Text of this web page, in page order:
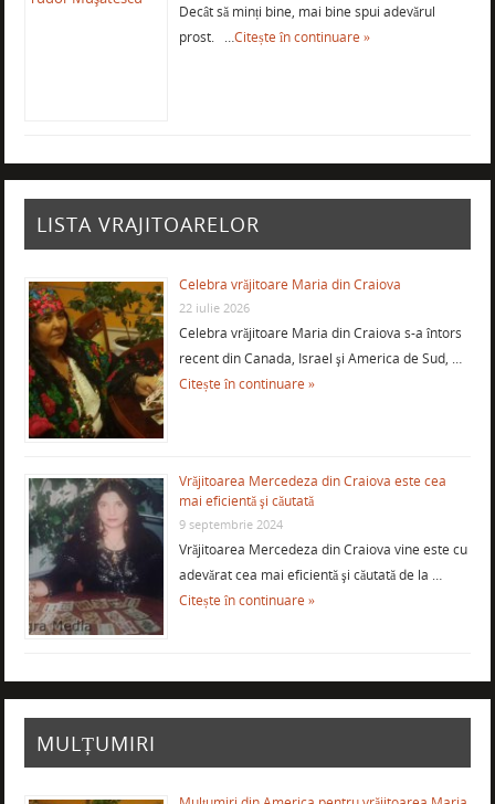
Decât să minți bine, mai bine spui adevărul
prost. …Citește în continuare »
LISTA VRAJITOARELOR
Celebra vrăjitoare Maria din Craiova
22 iulie 2026
Celebra vrăjitoare Maria din Craiova s-a întors
recent din Canada, Israel şi America de Sud, …
Citește în continuare »
Vrăjitoarea Mercedeza din Craiova este cea
mai eficientă şi căutată
9 septembrie 2024
Vrăjitoarea Mercedeza din Craiova vine este cu
adevărat cea mai eficientă şi căutată de la …
Citește în continuare »
MULȚUMIRI